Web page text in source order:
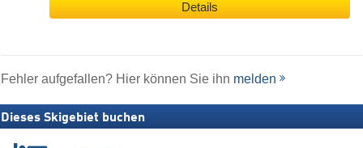
Details
Fehler aufgefallen? Hier können Sie ihn melden
Dieses Skigebiet buchen